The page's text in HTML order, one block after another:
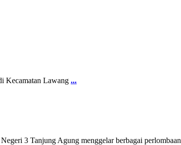
Kecamatan Lawang ...
3 Tanjung Agung menggelar berbagai perlombaan